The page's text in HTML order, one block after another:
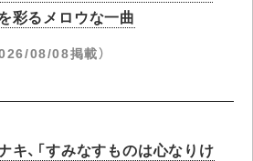
彩るメロウな一曲
08/08掲載）
キ、「すみなすものは心なりけ